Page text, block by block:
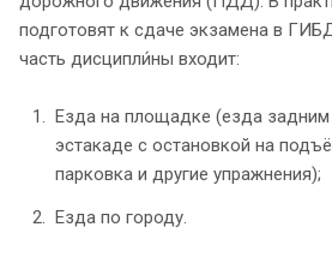
подготовят к сдаче экзамена в
часть дисципли́ны входит:
Езда на площадке (езда
эстакаде с остановкой на
парковка и другие упражнения);
Езда по городу.